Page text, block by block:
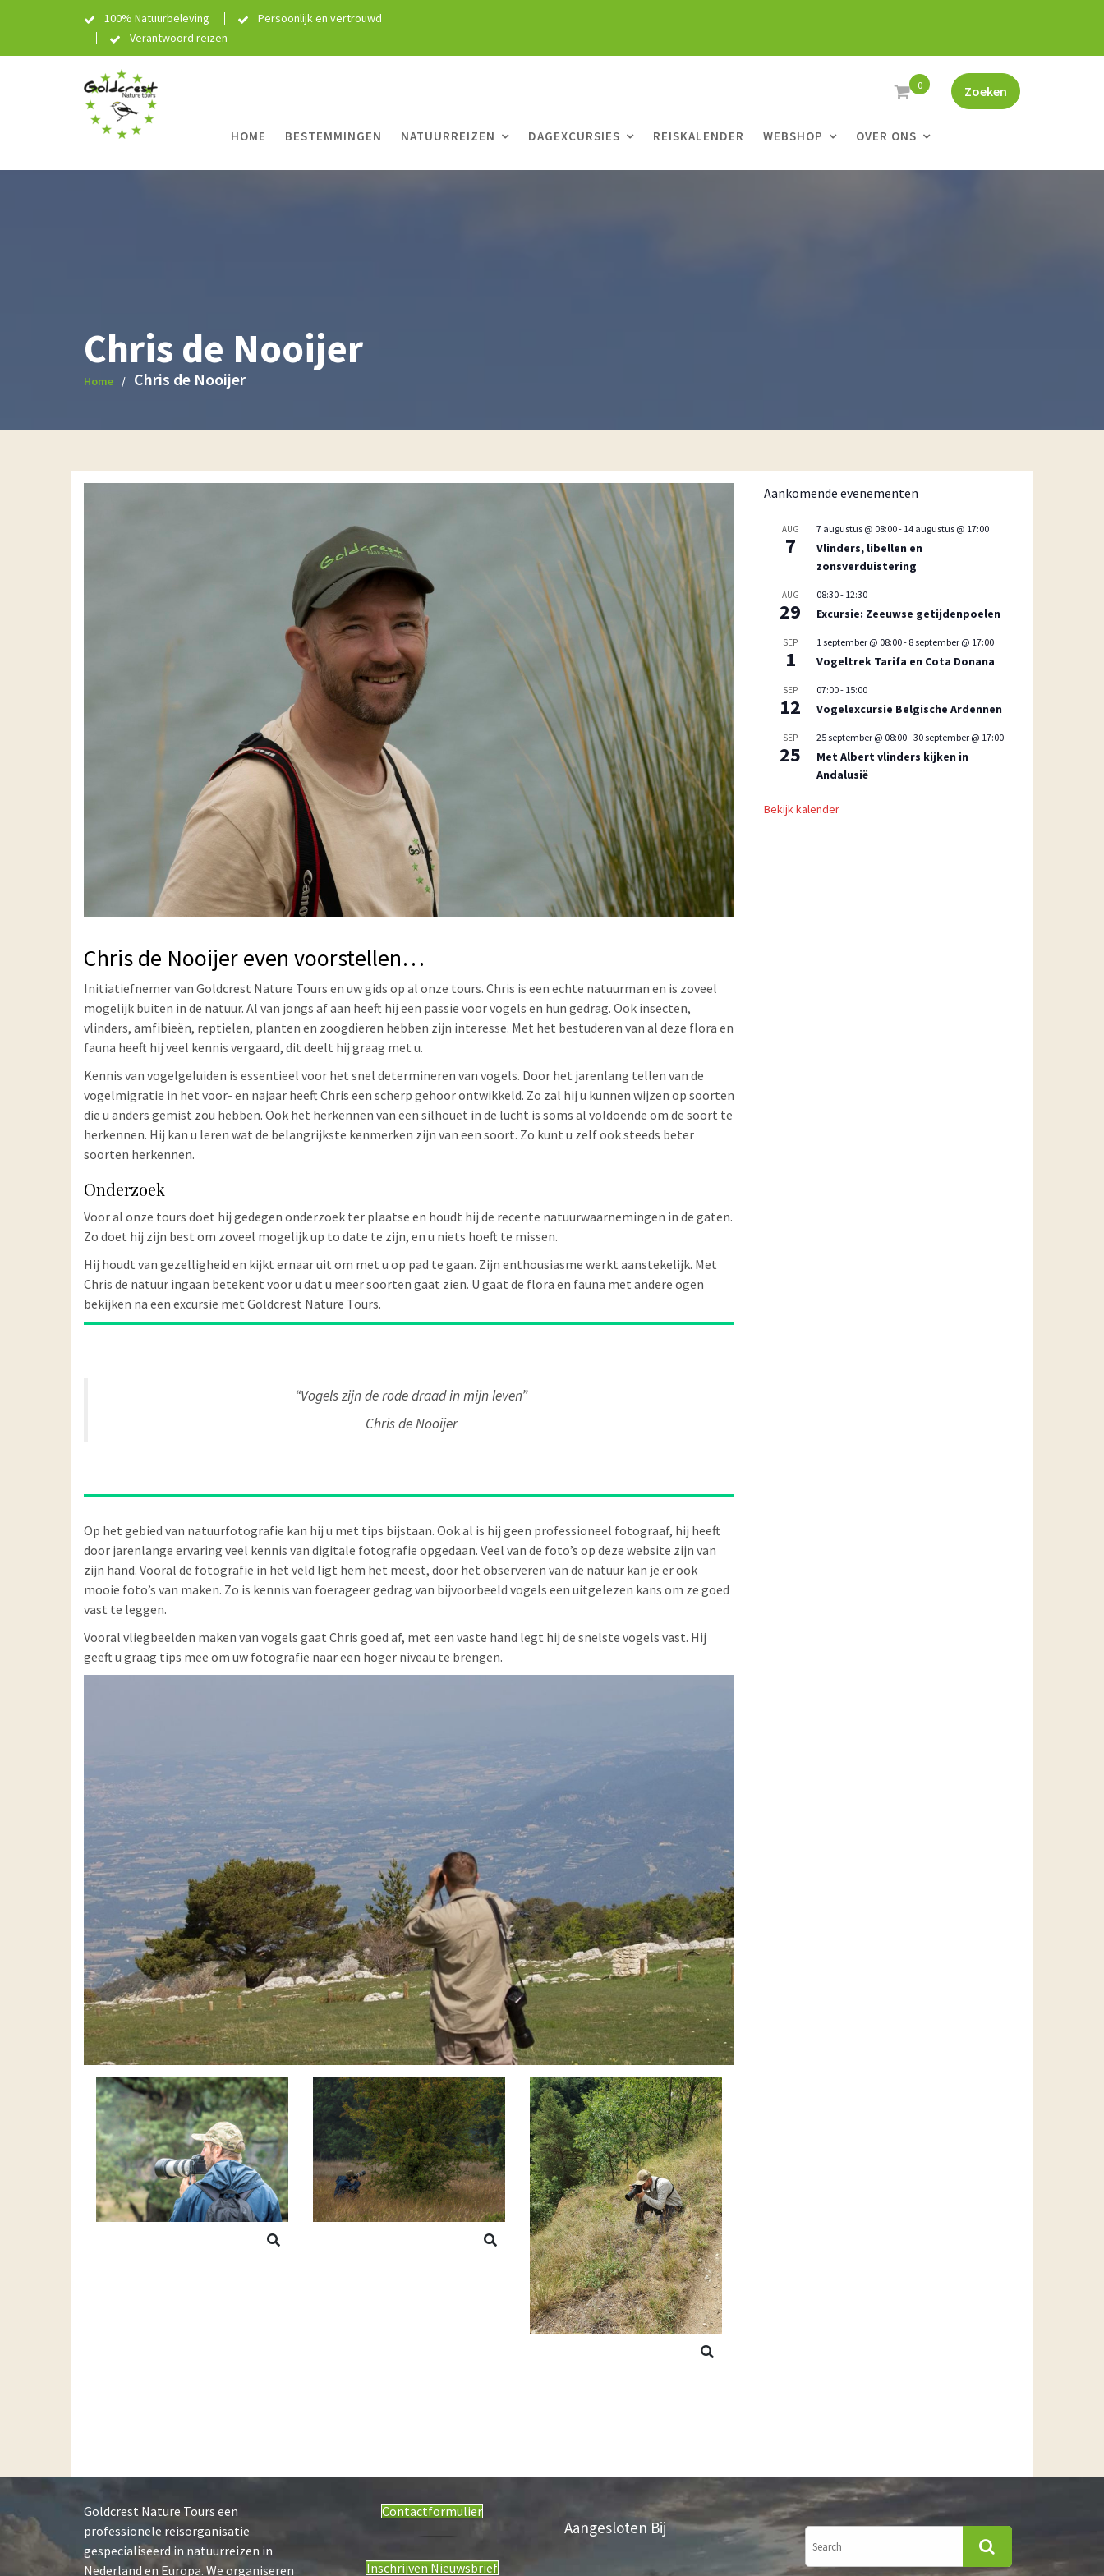
100% Natuurbeleving
Persoonlijk en vertrouwd
Verantwoord reizen
Zoeken
0
HOME BESTEMMINGEN NATUURREIZEN DAGEXCURSIES REISKALENDER WEBSHOP OVER ONS
Chris de Nooijer
Home Chris de Nooijer
Chris de Nooijer even voorstellen…
Initiatiefnemer van Goldcrest Nature Tours en uw gids op al onze tours. Chris is een echte natuurman en is zoveel
mogelijk buiten in de natuur. Al van jongs af aan heeft hij een passie voor vogels en hun gedrag. Ook insecten,
vlinders, amfibieën, reptielen, planten en zoogdieren hebben zijn interesse. Met het bestuderen van al deze flora en
fauna heeft hij veel kennis vergaard, dit deelt hij graag met u.
Kennis van vogelgeluiden is essentieel voor het snel determineren van vogels. Door het jarenlang tellen van de
vogelmigratie in het voor- en najaar heeft Chris een scherp gehoor ontwikkeld. Zo zal hij u kunnen wijzen op soorten
die u anders gemist zou hebben. Ook het herkennen van een silhouet in de lucht is soms al voldoende om de soort te
herkennen. Hij kan u leren wat de belangrijkste kenmerken zijn van een soort. Zo kunt u zelf ook steeds beter
soorten herkennen.
Onderzoek
Voor al onze tours doet hij gedegen onderzoek ter plaatse en houdt hij de recente natuurwaarnemingen in de gaten.
Zo doet hij zijn best om zoveel mogelijk up to date te zijn, en u niets hoeft te missen.
Hij houdt van gezelligheid en kijkt ernaar uit om met u op pad te gaan. Zijn enthousiasme werkt aanstekelijk. Met
Chris de natuur ingaan betekent voor u dat u meer soorten gaat zien. U gaat de flora en fauna met andere ogen
bekijken na een excursie met Goldcrest Nature Tours.
“Vogels zijn de rode draad in mijn leven”
Chris de Nooijer
Op het gebied van natuurfotografie kan hij u met tips bijstaan. Ook al is hij geen professioneel fotograaf, hij heeft
door jarenlange ervaring veel kennis van digitale fotografie opgedaan. Veel van de foto’s op deze website zijn van
zijn hand. Vooral de fotografie in het veld ligt hem het meest, door het observeren van de natuur kan je er ook
mooie foto’s van maken. Zo is kennis van foerageer gedrag van bijvoorbeeld vogels een uitgelezen kans om ze goed
vast te leggen.
Vooral vliegbeelden maken van vogels gaat Chris goed af, met een vaste hand legt hij de snelste vogels vast. Hij
geeft u graag tips mee om uw fotografie naar een hoger niveau te brengen.
Aankomende evenementen
AUG
7
7 augustus @ 08:00- 14 augustus @ 17:00
Vlinders, libellen en
zonsverduistering
AUG
29
08:30- 12:30
Excursie: Zeeuwse getijdenpoelen
SEP
1
1 september @ 08:00- 8 september @ 17:00
Vogeltrek Tarifa en Cota Donana
SEP
12
07:00- 15:00
Vogelexcursie Belgische Ardennen
SEP
25
25 september @ 08:00-30 september @ 17:00
Met Albert vlinders kijken in
Andalusië
Bekijk kalender
Goldcrest Nature Tours een
professionele reisorganisatie
gespecialiseerd in natuurreizen in
Nederland en Europa. We organiseren
Contactformulier
Inschrijven Nieuwsbrief
Aangesloten Bij